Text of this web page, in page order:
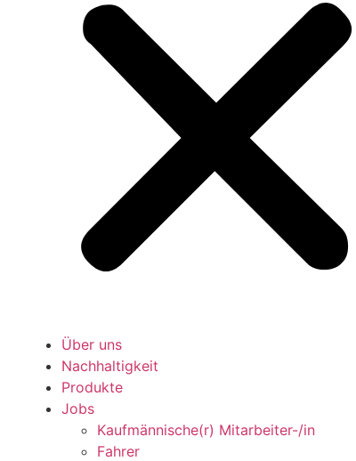
Über uns
Nachhaltigkeit
Produkte
Jobs
Kaufmännische(r) Mitarbeiter-/in
Fahrer